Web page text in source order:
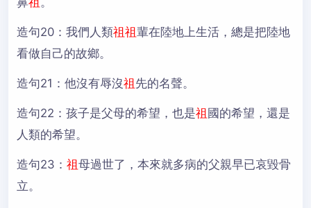
造句20： 我們人類祖祖輩在陸地上生活，總是把陸地
看做自己的故鄉。
造句21： 他沒有辱沒祖 先的名聲。
造句22： 孩子是父母的希望，也是祖 國的希望，還是
人類的希望。
造句23： 祖母過世了，本來就多病的父親早已哀毀骨
立。